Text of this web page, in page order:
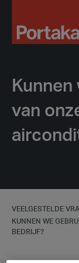
van
VEELGESTELDE
KUNNEN WE
BEDRIJF?